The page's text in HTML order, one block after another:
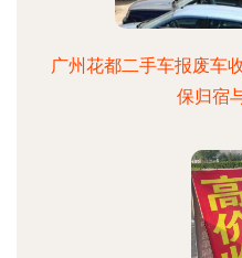
广州花都二手车报废车
保归宿